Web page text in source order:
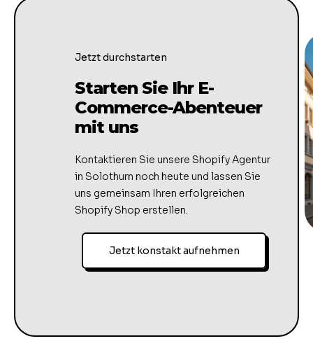
Jetzt durchstarten
Starten Sie Ihr E-
Commerce-Abenteuer
mit uns
Kontaktieren Sie unsere Shopify Agentur
in Solothurn noch heute und lassen Sie
uns gemeinsam Ihren erfolgreichen
Shopify Shop erstellen.
Jetzt konstakt aufnehmen